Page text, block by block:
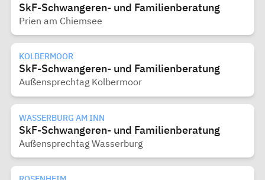
SkF-Schwangeren- und Familienberatung
Prien am Chiemsee
KOLBERMOOR
SkF-Schwangeren- und Familienberatung
Außensprechtag Kolbermoor
WASSERBURG AM INN
SkF-Schwangeren- und Familienberatung
Außensprechtag Wasserburg